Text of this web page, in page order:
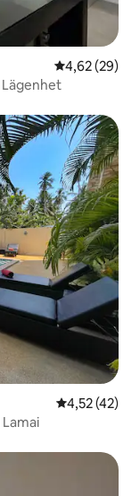
4,62 av 5 i
4,62 (29)
Lägenhet
4,52 av 5 i
4,52 (42)